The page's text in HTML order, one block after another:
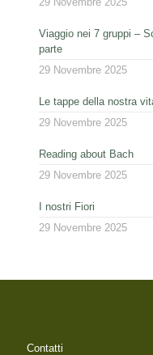
Viaggio nei 7 gruppi –
parte
29 Novembre 2025
Le tappe della nostra
29 Novembre 2025
Reading about Bach
29 Novembre 2025
I nostri Fiori
29 Novembre 2025
Contatti